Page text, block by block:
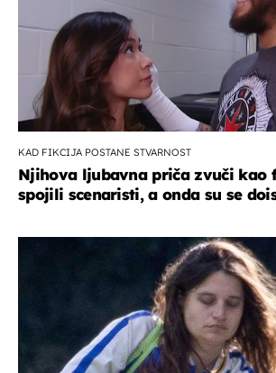
KAD FIKCIJA POSTANE STVARNOST
Njihova ljubavna priča zvuči kao
spojili scenaristi, a onda su se